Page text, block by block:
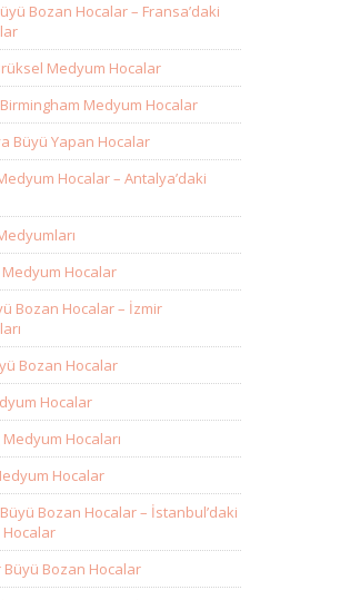
Bozan Hocalar – Fransa’daki
Medyum Hocalar
Medyum Hocalar
Büyü Yapan Hocalar
Hocalar – Antalya’daki
Medyum Hocalar
Bozan Hocalar – İzmir
Bozan Hocalar
Hocalar
Hocaları
Hocalar
Bozan Hocalar – İstanbul’daki
Büyü Bozan Hocalar